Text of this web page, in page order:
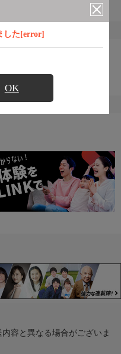
した[error]
OK
容と異なる場合がございま